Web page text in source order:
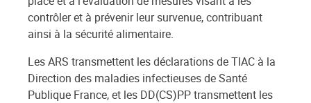
contrôler et à prévenir leur survenue, contribuant
ainsi à la sécurité alimentaire.
Les ARS transmettent les déclarations de TIAC à la
Direction des maladies infectieuses de Santé
Publique France, et les DD(CS)PP transmettent les